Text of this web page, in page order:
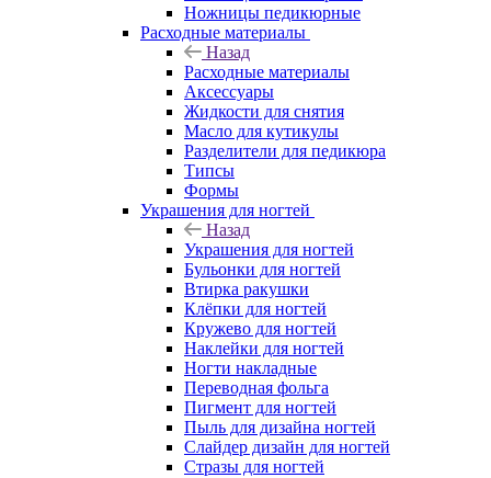
Ножницы педикюрные
Расходные материалы
Назад
Расходные материалы
Аксессуары
Жидкости для снятия
Масло для кутикулы
Разделители для педикюра
Типсы
Формы
Украшения для ногтей
Назад
Украшения для ногтей
Бульонки для ногтей
Втирка ракушки
Клёпки для ногтей
Кружево для ногтей
Наклейки для ногтей
Ногти накладные
Переводная фольга
Пигмент для ногтей
Пыль для дизайна ногтей
Слайдер дизайн для ногтей
Стразы для ногтей